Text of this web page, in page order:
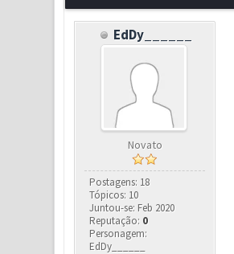
EdDy______
Novato
Postagens: 18
Tópicos: 10
Juntou-se: Feb 2020
Reputação: 0
Personagem:
EdDy______